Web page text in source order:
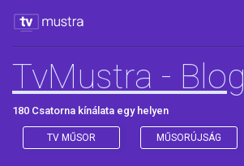
TvMustra - Blog
180 Csatorna kínálata egy helyen
TV MŰSOR MŰSORÚJSÁG